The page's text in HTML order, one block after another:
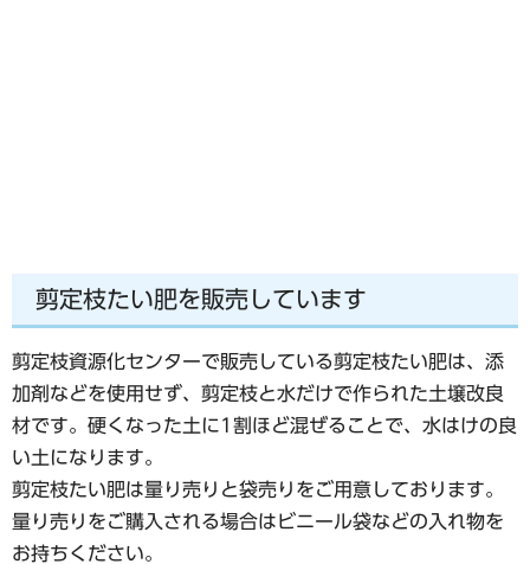
剪定枝たい肥を販売しています
剪定枝資源化センターで販売している剪定枝たい肥は、添
加剤などを使用せず、剪定枝と水だけで作られた土壌改良
材です。硬くなった土に1割ほど混ぜることで、水はけの良
い土になります。
剪定枝たい肥は量り売りと袋売りをご用意しております。
量り売りをご購入される場合はビニール袋などの入れ物を
お持ちください。